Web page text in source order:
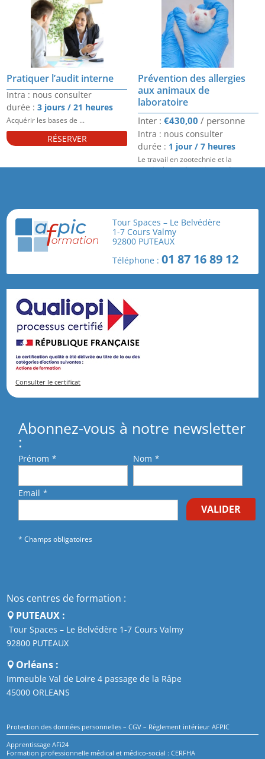
Pratiquer l’audit interne
Intra : nous consulter
durée :3 jours / 21 heures
Acquérir les bases de ...
RÉSERVER
Prévention des allergies
aux animaux de
laboratoire
€430,00
Intra : nous consulter
durée : 1 jour / 7 heures
Le travail en zootechnie et la
manipulation des animaux de
RÉSERVER
1 2
Tour Spaces – Le Belvédère
1-7 Cours Valmy
92800 PUTEAUX
Téléphone :01 87 16 89 12
Consulter le certificat
Abonnez-vous à notre newsletter
:
Prénom * Nom *
Email *
VALIDER
* Champs obligatoires
Nos centres de formation :
PUTEAUX :
Tour Spaces – Le Belvédère 1-7 Cours Valmy
92800 PUTEAUX
Orléans :
Immeuble Val de Loire 4 passage de la Râpe
45000 ORLEANS
Protection des données personnelles –CGV – Règlement intérieur AFPIC
Apprentissage AFi24
Formation professionnelle médical et médico-social : CERFHA